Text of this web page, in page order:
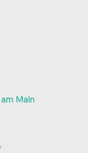
Main